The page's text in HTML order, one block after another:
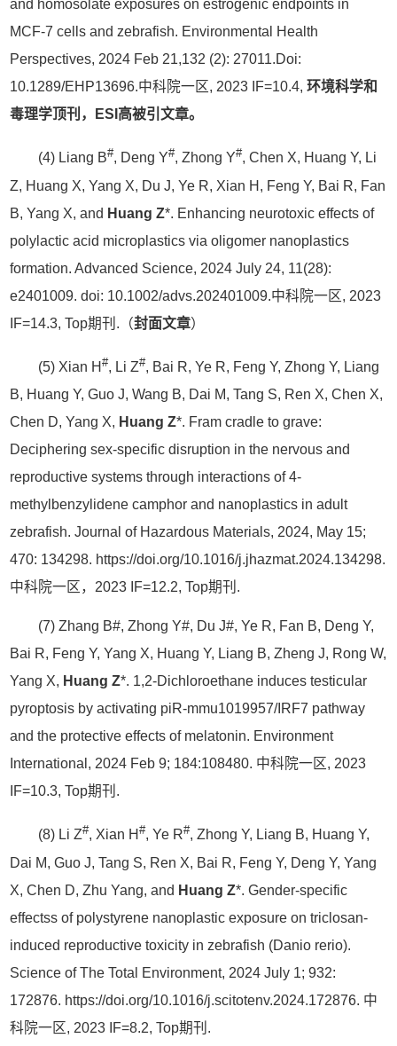
and homosolate exposures on estrogenic endpoints in
MCF-7 cells and zebrafish. Environmental Health
Perspectives, 2024 Feb 21,132 (2): 27011.Doi:
10.1289/EHP13696.中科院一区, 2023 IF=10.4,环境科学和
毒理学顶刊，ESI高被引文章。
(4) Liang B#, Deng Y#, Zhong Y#, Chen X, Huang Y, Li
Z, Huang X, Yang X, Du J, Ye R, Xian H, Feng Y, Bai R, Fan
B, Yang X, and Huang Z*. Enhancing neurotoxic effects of
polylactic acid microplastics via oligomer nanoplastics
formation. Advanced Science, 2024 July 24, 11(28):
e2401009. doi: 10.1002/advs.202401009.中科院一区, 2023
IF=14.3, Top期刊.（封面文章）
(5) Xian H #, Li Z#, Bai R, Ye R, Feng Y, Zhong Y, Liang
B, Huang Y, Guo J, Wang B, Dai M, Tang S, Ren X, Chen X,
Chen D, Yang X, Huang Z*. Fram cradle to grave:
Deciphering sex-specific disruption in the nervous and
reproductive systems through interactions of 4-
methylbenzylidene camphor and nanoplastics in adult
zebrafish. Journal of Hazardous Materials, 2024, May 15;
470: 134298. https://doi.org/10.1016/j.jhazmat.2024.134298.
中科院一区，2023 IF=12.2, Top期刊.
(7) Zhang B#, Zhong Y#, Du J#, Ye R, Fan B, Deng Y,
Bai R, Feng Y, Yang X, Huang Y, Liang B, Zheng J, Rong W,
Yang X, Huang Z*. 1,2-Dichloroethane induces testicular
pyroptosis by activating piR-mmu1019957/IRF7 pathway
and the protective effects of melatonin. Environment
International, 2024 Feb 9; 184:108480. 中科院一区, 2023
IF=10.3, Top期刊.
(8) Li Z#, Xian H #, Ye R#, Zhong Y, Liang B, Huang Y,
Dai M, Guo J, Tang S, Ren X, Bai R, Feng Y, Deng Y, Yang
X, Chen D, Zhu Yang, and Huang Z*. Gender-specific
effectss of polystyrene nanoplastic exposure on triclosan-
induced reproductive toxicity in zebrafish (Danio rerio).
Science of The Total Environment, 2024 July 1; 932:
172876. https://doi.org/10.1016/j.scitotenv.2024.172876. 中
科院一区, 2023 IF=8.2, Top期刊.